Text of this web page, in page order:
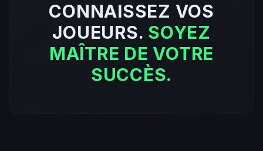
CONNAISSEZ VOS
JOUEURS. SOYEZ
MAÎTRE DE VOTRE
SUCCÈS.